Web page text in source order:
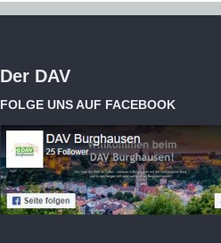
Der DAV
FOLGE UNS AUF FACEBOOK